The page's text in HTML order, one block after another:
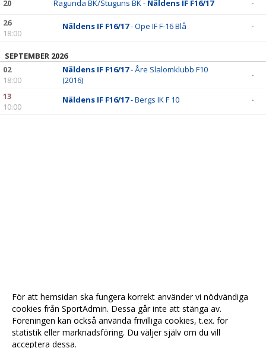
20 Ragunda BK/Stuguns BK - Näldens IF F16/17
-
26
18:00
Näldens IF F16/17- Ope IF F-16 Blå -
SEPTEMBER 2026
02
18:00
Näldens IF F16/17- Åre Slalomklubb F10
(2016)
-
13
10:00
Näldens IF F16/17- Bergs IK F 10 -
För att hemsidan ska fungera korrekt använder vi nödvändiga
cookies från SportAdmin. Dessa går inte att stänga av.
Föreningen kan också använda frivilliga cookies, t.ex. för
statistik eller marknadsföring. Du väljer själv om du vill
acceptera dessa.